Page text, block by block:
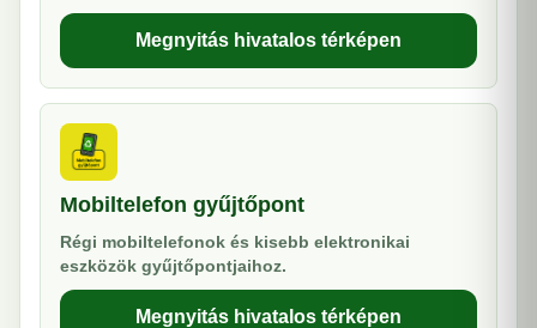
Megnyitás hivatalos térképen
Mobiltelefon gyűjtőpont
Régi mobiltelefonok és kisebb elektronikai
eszközök gyűjtőpontjaihoz.
Megnyitás hivatalos térképen